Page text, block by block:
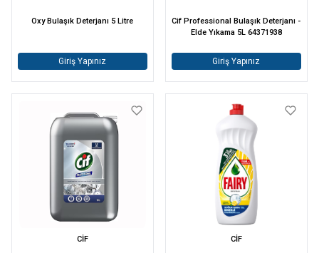
Oxy Bulaşık Deterjanı 5 Litre
Giriş Yapınız
Cif Professional Bulaşık Deterjanı -
Elde Yıkama 5L 64371938
Giriş Yapınız
CİF CİF